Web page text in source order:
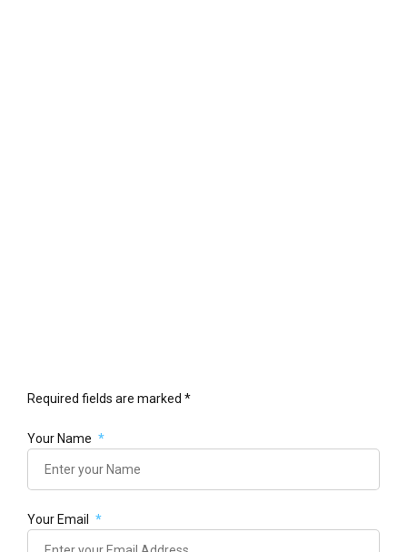
Required fields are marked *
Your Name
Your Email